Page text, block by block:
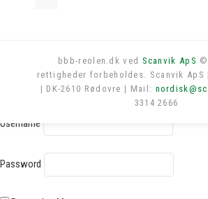
bbb-reolen.dk ved Scanvik ApS ©
rettigheder forbeholdes. Scanvik ApS
| DK-2610 Rødovre | Mail:
3314 2666
Log in
Username
Password